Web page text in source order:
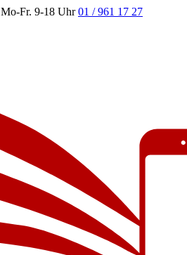
Mo-Fr. 9-18 Uhr 01 / 961 17 27